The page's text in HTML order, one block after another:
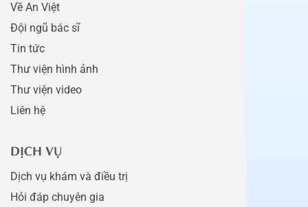
Về An Việt
Đội ngũ bác sĩ
Tin tức
Thư viện hình ảnh
Thư viện video
Liên hệ
DỊCH VỤ
Dịch vụ khám và điều trị
Hỏi đáp chuyên gia